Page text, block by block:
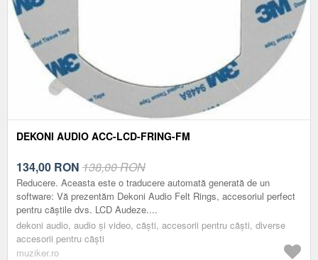
DEKONI AUDIO ACC-LCD-FRING-FM
134,00 RON 138,00 RON
Reducere. Aceasta este o traducere automată generată de un
software: Vă prezentăm Dekoni Audio Felt Rings, accesoriul perfect
pentru căștile dvs. LCD Audeze....
dekoni audio, audio și video, căști, accesorii pentru căști, diverse
accesorii pentru căşti
muziker.ro